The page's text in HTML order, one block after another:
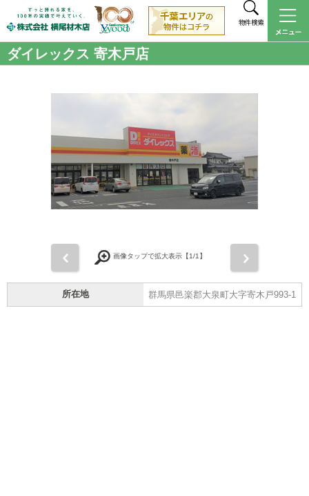
物件検索
ダイレックス 寄木戸店
画像タップで拡大表示【1/1】
所在地 群馬県邑楽郡大泉町大字寄木戸993-1